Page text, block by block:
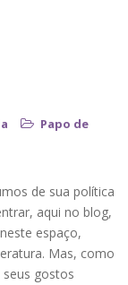
Papo de
de sua política
aqui no blog,
espaço,
Mas, como
gostos